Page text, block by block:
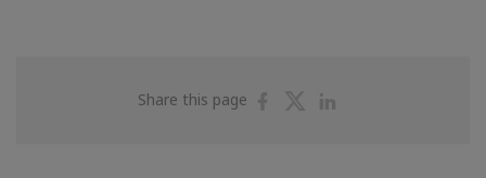
Share this page
ShareShare